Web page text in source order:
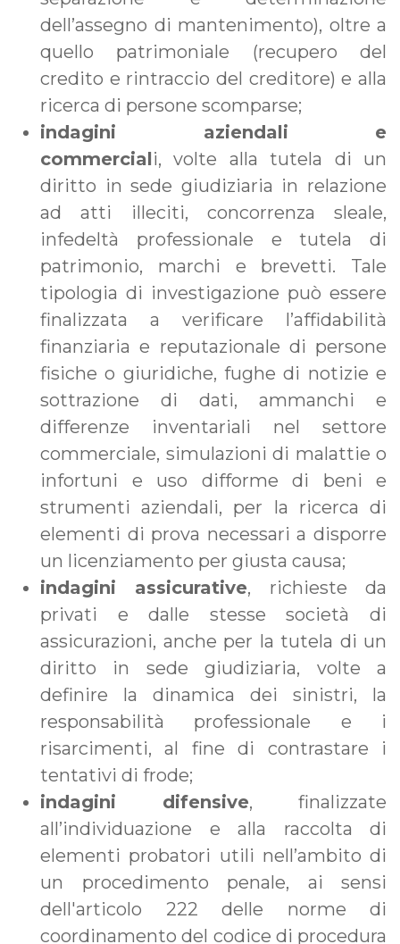
dell’assegno di mantenimento), oltre a
quello patrimoniale (recupero del
credito e rintraccio del creditore) e alla
ricerca di persone scomparse;
indagini aziendali e
commerciali, volte alla tutela di un
diritto in sede giudiziaria in relazione
ad atti illeciti, concorrenza sleale,
infedeltà professionale e tutela di
patrimonio, marchi e brevetti. Tale
tipologia di investigazione può essere
finalizzata a verificare l’affidabilità
finanziaria e reputazionale di persone
fisiche o giuridiche, fughe di notizie e
sottrazione di dati, ammanchi e
differenze inventariali nel settore
commerciale, simulazioni di malattie o
infortuni e uso difforme di beni e
strumenti aziendali, per la ricerca di
elementi di prova necessari a disporre
un licenziamento per giusta causa;
indagini assicurative, richieste da
privati e dalle stesse società di
assicurazioni, anche per la tutela di un
diritto in sede giudiziaria, volte a
definire la dinamica dei sinistri, la
responsabilità professionale e i
risarcimenti, al fine di contrastare i
tentativi di frode;
indagini difensive, finalizzate
all’individuazione e alla raccolta di
elementi probatori utili nell’ambito di
un procedimento penale, ai sensi
dell'articolo 222 delle norme di
coordinamento del codice di procedura